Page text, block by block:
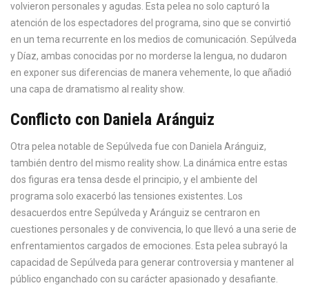
volvieron personales y agudas. Esta pelea no solo capturó la
atención de los espectadores del programa, sino que se convirtió
en un tema recurrente en los medios de comunicación. Sepúlveda
y Díaz, ambas conocidas por no morderse la lengua, no dudaron
en exponer sus diferencias de manera vehemente, lo que añadió
una capa de dramatismo al reality show.
Conflicto con Daniela Aránguiz
Otra pelea notable de Sepúlveda fue con Daniela Aránguiz,
también dentro del mismo reality show. La dinámica entre estas
dos figuras era tensa desde el principio, y el ambiente del
programa solo exacerbó las tensiones existentes. Los
desacuerdos entre Sepúlveda y Aránguiz se centraron en
cuestiones personales y de convivencia, lo que llevó a una serie de
enfrentamientos cargados de emociones. Esta pelea subrayó la
capacidad de Sepúlveda para generar controversia y mantener al
público enganchado con su carácter apasionado y desafiante.